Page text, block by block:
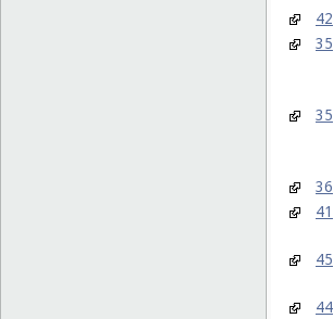
42
35
35
36
41
45
44